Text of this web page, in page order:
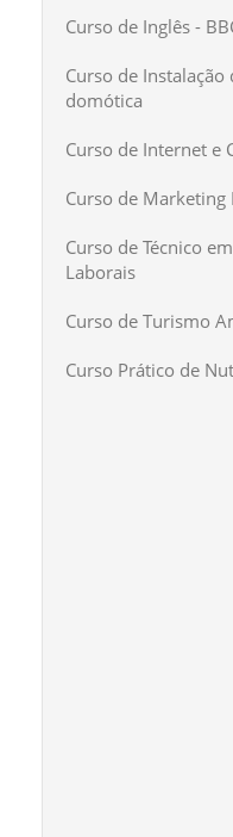
Curso de Inglês -
Curso de
domótica
Curso de Internet e
Curso de Marketing
Curso de Técnico
Laborais
Curso de Turismo
Curso Prático de